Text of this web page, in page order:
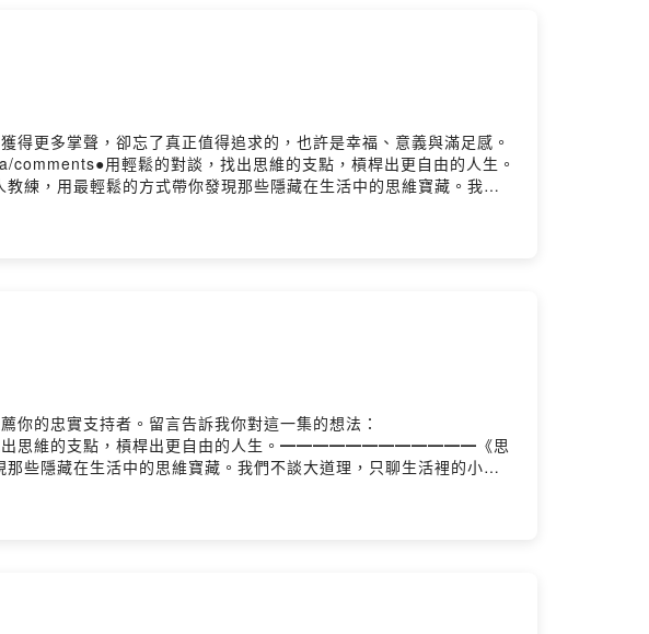
更多掌聲，卻忘了真正值得追求的，也許是幸福、意義與滿足感。
用輕鬆的對談，找出思維的支點，槓桿出更自由的人生。
用最輕鬆的方式帶你發現那些隱藏在生活中的思維寶藏。我們
作請洽｜contact@lyt.com.tw━━━━━━━━━━━━● Podcast
你的忠實支持者。留言告訴我你對這一集的想法：
找出思維的支點，槓桿出更自由的人生。━━━━━━━━━━━━《思
些隱藏在生活中的思維寶藏。我們不談大道理，只聊生活裡的小確
Podcast 平台搜尋「思維槓桿」◯ Spotify